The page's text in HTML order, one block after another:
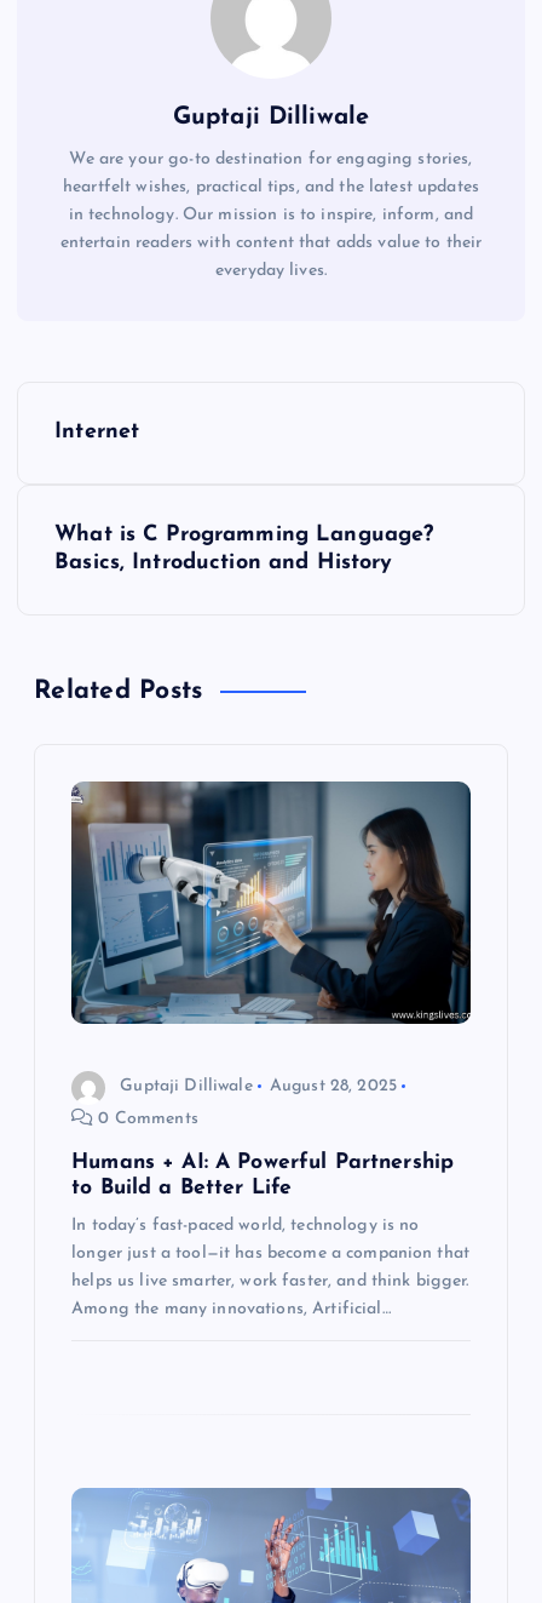
Guptaji Dilliwale
We are your go-to destination for engaging stories,
heartfelt wishes, practical tips, and the latest updates
in technology. Our mission is to inspire, inform, and
entertain readers with content that adds value to their
everyday lives.
a
Internet
What is C Programming Language?
Basics, Introduction and History
Related Posts
Guptaji Dilliwale
August 28, 2025
0 Comments
Humans + AI: A Powerful Partnership
to Build a Better Life
In today’s fast-paced world, technology is no
longer just a tool—it has become a companion that
helps us live smarter, work faster, and think bigger.
Among the many innovations, Artificial…